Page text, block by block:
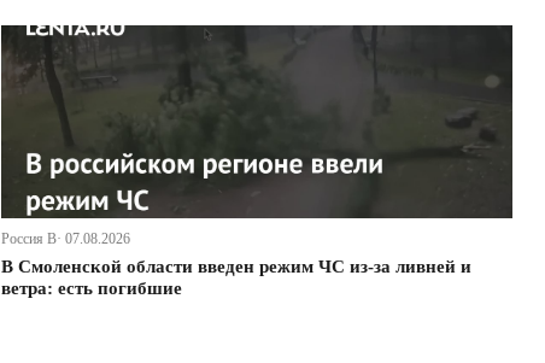
Россия В· 07.08.2026
В Смоленской области введен режим ЧС из-за ливней и
ветра: есть погибшие